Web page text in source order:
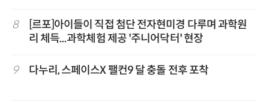
8
[르포]아이들이 직접 첨단 전자현미경 다루며 과학원
리 체득...과학체험 제공 '주니어닥터' 현장
9 다누리, 스페이스X 팰컨9 달 충돌 전후 포착